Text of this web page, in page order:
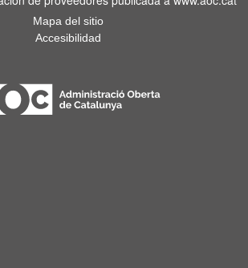
Mapa del sitio
Accesibilidad